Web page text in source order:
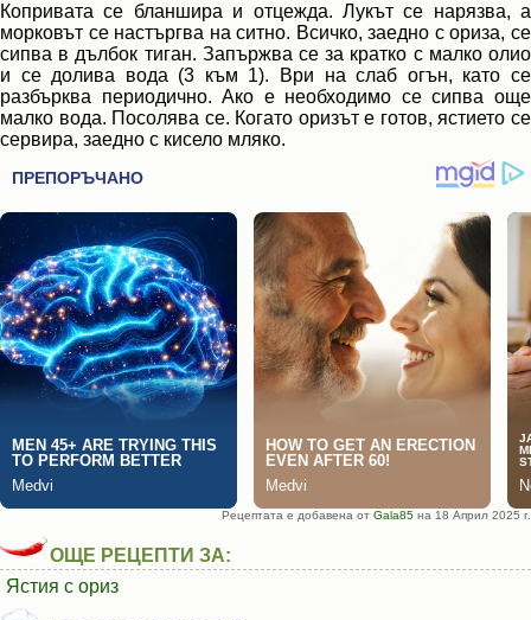
Копривата се бланшира и отцежда. Лукът се нарязва, а
морковът се настъргва на ситно. Всичко, заедно с ориза, се
сипва в дълбок тиган. Запържва се за кратко с малко олио
и се долива вода (3 към 1). Ври на слаб огън, като се
разбърква периодично. Ако е необходимо се сипва още
малко вода. Посолява се. Когато оризът е готов, ястието се
сервира, заедно с кисело мляко.
Рецептата е добавена от Gala85 на 18 Април 2025 г.
ОЩЕ РЕЦЕПТИ ЗА:
Ястия с ориз